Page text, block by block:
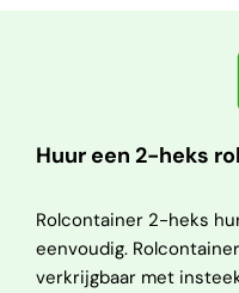
Huur een 2-heks
Rolcontainer 2-heks
eenvoudig.
verkrijgbaar met